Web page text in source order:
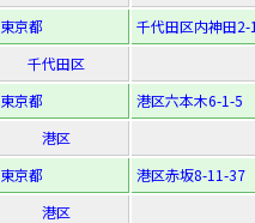
東京都
千代田区内神田2-
千代田区
東京都
港区六本木6-1-5
港区
東京都
港区赤坂8-11-37
港区